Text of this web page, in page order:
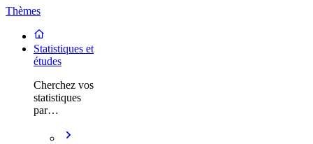
Thèmes
Statistiques et
études
Cherchez vos
statistiques
par…